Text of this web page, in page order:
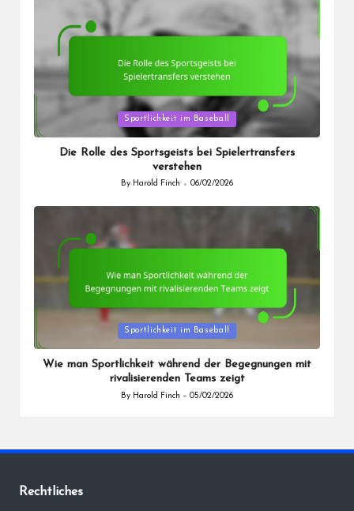
in
Sportlichkeit im Baseball
Die Rolle des Sportsgeists bei Spielertransfers
verstehen
Posted
By Harold Finch 06/02/2026
in
Sportlichkeit im Baseball
Wie man Sportlichkeit während der Begegnungen mit
rivalisierenden Teams zeigt
Posted
By Harold Finch 05/02/2026
Rechtliches